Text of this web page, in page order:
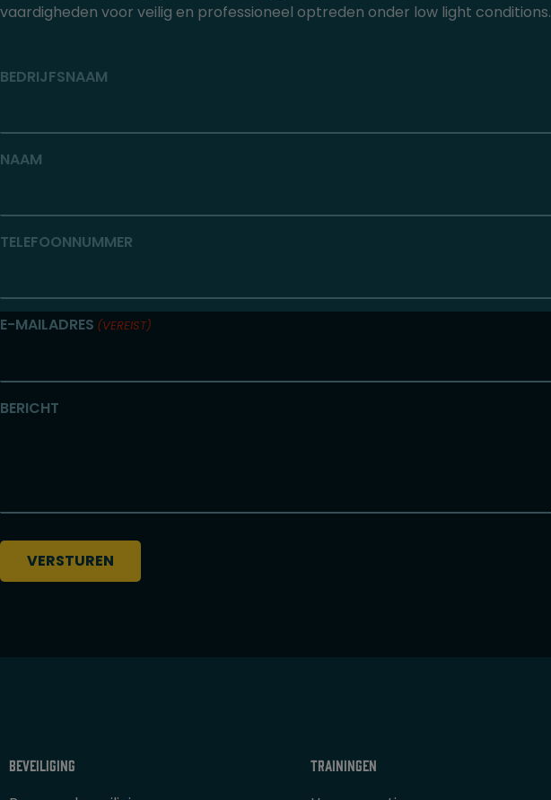
vaardigheden voor veilig en professioneel optreden onder low light conditions.
BEDRIJFSNAAM
NAAM
TELEFOONNUMMER
E-MAILADRES (VEREIST)
BERICHT
Beveiliging Trainingen